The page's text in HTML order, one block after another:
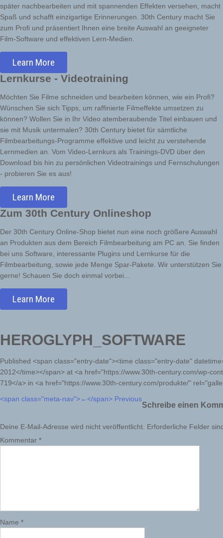
später nachbearbeiten und mit spannenden Effekten versehen, macht
Spaß und schafft einzigartige Erinnerungen. 30th Century macht Sie
zum Profi und präsentiert Ihnen eine breite Auswahl an geeigneter
Film-Software und effektiven Lern-Medien.
Learn More
Lernkurse - Videotraining
Möchten Sie Filme schneiden und bearbeiten können, wie ein Profi?
Wünschen Sie sich Tipps, um raffinierte Filmeffekte umsetzen zu
können? Wollen Sie in Ihr Video atemberaubende Titel einbauen und
sie mit Musik untermalen? 30th Century bietet für sämtliche
Filmbearbeitungs-Programme effektive und leicht zu verstehende
Lernmedien an. Vom Video-Lernkurs als Trainings-DVD über den
Download bis hin zu persönlichen Videotrainings und Fernschulungen
- probieren Sie es aus!
Learn More
Zum 30th Century Onlineshop
Der 30th Century Online-Shop bietet nun eine noch größere Auswahl
an Produkten aus dem Bereich Filmbearbeitung am PC an. Sie finden
bei uns Software, interessante Plugins und Lernkurse für die
Filmbearbeitung, sowie jede Menge Spar-Pakete. Wir unterstützen Sie
gerne! Schauen Sie doch einmal vorbei...
Learn More
HEROGLYPH_SOFTWARE
Published <span class="entry-date"><time class="entry-date"
2012</time></span> at <a href="https://www.30th-century.com/wp-
719</a> in <a href="https://www.30th-century.com/produkte/"
<span class="meta-nav">←</span> Previous
Schreibe einen
Deine E-Mail-Adresse wird nicht veröffentlicht. Erforderliche Felder
Kommentar *
Name *